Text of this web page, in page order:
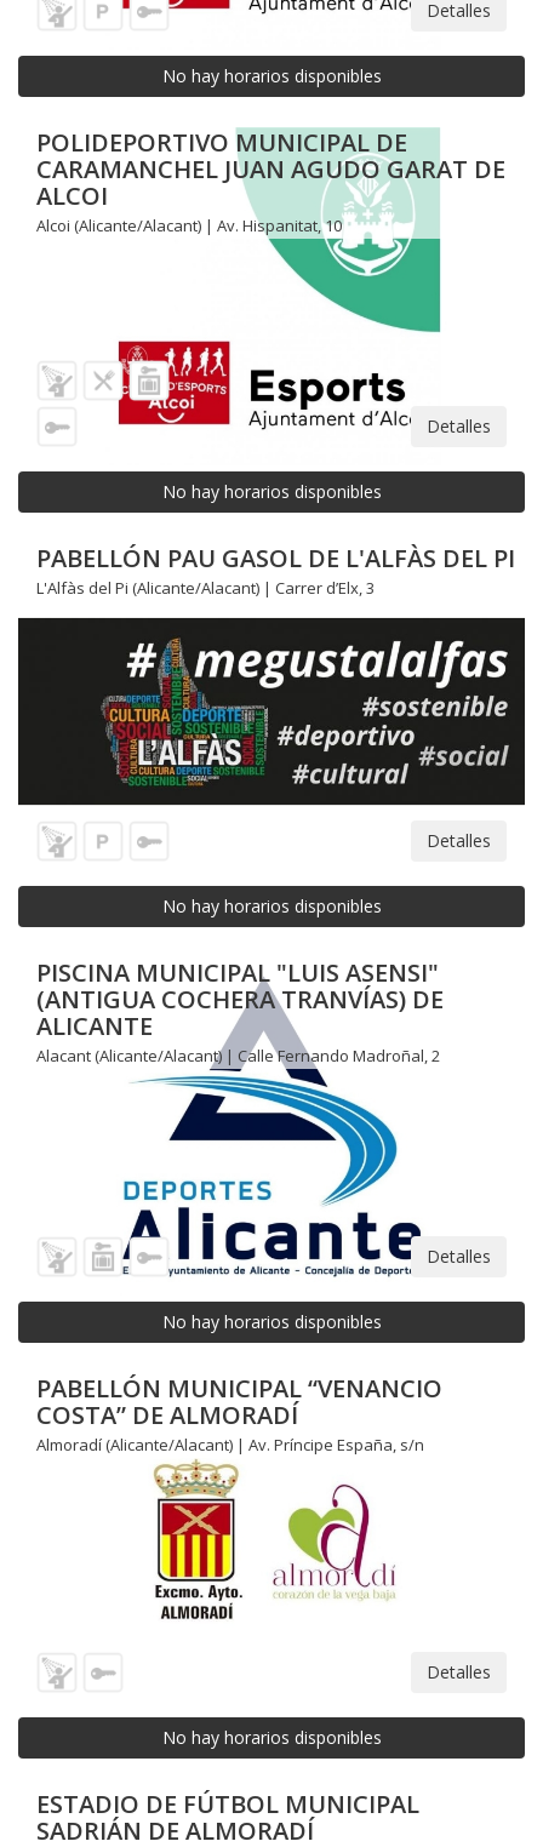
Detalles
No hay horarios disponibles
POLIDEPORTIVO MUNICIPAL DE
CARAMANCHEL JUAN AGUDO GARAT DE
ALCOI
Alcoi (Alicante/Alacant) | Av. Hispanitat, 10
Detalles
No hay horarios disponibles
PABELLÓN PAU GASOL DE L'ALFÀS DEL PI
L'Alfàs del Pi (Alicante/Alacant) | Carrer d’Elx, 3
Detalles
No hay horarios disponibles
PISCINA MUNICIPAL "LUIS ASENSI"
(ANTIGUA COCHERA TRANVÍAS) DE
ALICANTE
Alacant (Alicante/Alacant) | Calle Fernando Madroñal, 2
Detalles
No hay horarios disponibles
PABELLÓN MUNICIPAL “VENANCIO
COSTA” DE ALMORADÍ
Almoradí (Alicante/Alacant) | Av. Príncipe España, s/n
Detalles
No hay horarios disponibles
ESTADIO DE FÚTBOL MUNICIPAL
SADRIÁN DE ALMORADÍ